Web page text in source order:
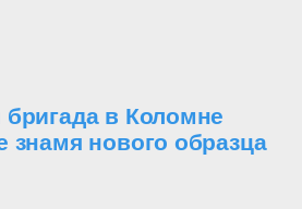
в Коломне
знамя нового образца